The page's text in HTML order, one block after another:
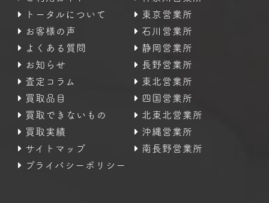
トータルについて
お客様の声
よくある質問
お知らせ
査定コラム
買取品目
買取できないもの
買取実績
サイトマップ
プライバシーポリシー
東京営業所
石川営業所
静岡営業所
長野営業所
東北営業所
四国営業所
北東北営業所
沖縄営業所
南長野営業所